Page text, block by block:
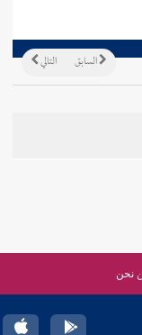
التالي السابق
نحن